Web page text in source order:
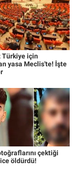
Türkiye için
yasa Meclis'te! İşte
çektiği
öldürdü!